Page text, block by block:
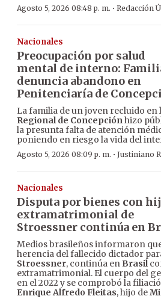
Agosto 5, 2026 08:48 p. m. · Redacción
Nacionales
Preocupación por salud
mental de interno:
denuncia abandono en
Penitenciaría de
La familia de un joven recluido en
Regional de Concepciónhizo
la presunta falta de atención
poniendo en riesgo la vida del
Agosto 5, 2026 08:09 p. m. · Justiniano
Nacionales
Disputa por bienes con
extramatrimonial de
Stroessner continúa en
Medios brasileños informaron
herencia del fallecido dictador
Stroessner, continúa en Brasil
extramatrimonial. El cuerpo del
en el 2022 y se comprobó la
Enrique Alfredo Fleitas, hijo de